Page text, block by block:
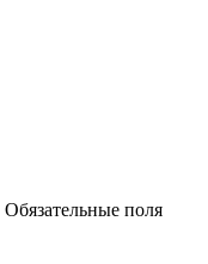
Обязательные поля